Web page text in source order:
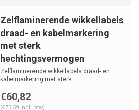
Zelflaminerende wikkellabels
draad- en kabelmarkering
met sterk
hechtingsvermogen
Zelflaminerende wikkellabels draad- en
kabelmarkering met sterk
€60,82
(€73,59 Incl. btw)